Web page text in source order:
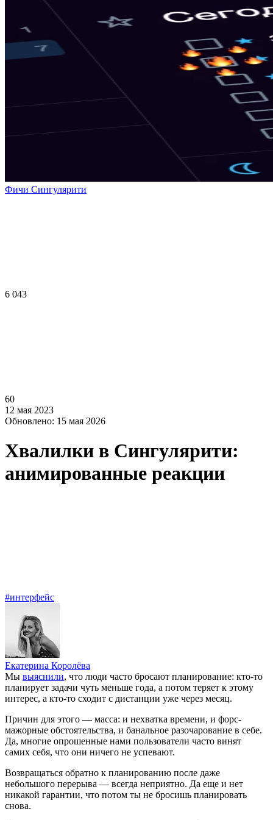
Фичи Сингулярити
6 043
60
12 мая 2023
Обновлено: 15 мая 2026
Хвалилки в Сингулярити:
анимированные реакции
#интерфейс
Екатерина Королёва
Мы выяснили, что люди часто бросают планирование: кто-то
планирует задачи чуть меньше года, а потом теряет к этому
интерес, а кто-то сходит с дистанции уже через месяц.
Причин для этого — масса: и нехватка времени, и форс-
мажорные обстоятельства, и банальное разочарование в себе.
Да, многие опрошенные нами пользователи часто винят
самих себя, что они ничего не успевают.
Возвращаться обратно к планированию после даже
небольшого перерыва — всегда неприятно. Да еще и нет
никакой гарантии, что потом ты не бросишь планировать
снова.